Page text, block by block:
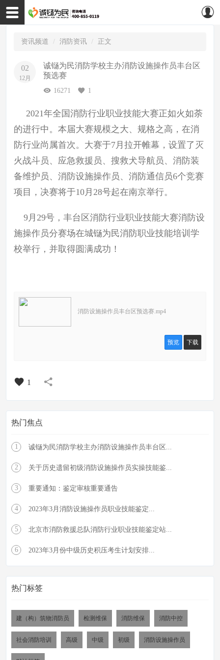
资讯频道 消防资讯 正文
02
12月
诚铴为民消防学校主办消防设施操作员丰台区
预选赛
16271 1
2021年全国消防行业职业技能大赛正如火如荼
的进行中。本届大赛规模之大、规格之高，在消
防行业尚属首次。大赛于7月拉开帷幕，设置了灭
火战斗员、应急救援员、搜救犬导航员、消防装
备维护员、消防设施操作员、消防通信员6个竞赛
项目，决赛将于10月28号起在南京举行。
9月29号，丰台区消防行业职业技能大赛消防设
施操作员分赛场在城铴为民消防职业技能培训学
校举行，并取得圆满成功！
消防设施操作员丰台区预选赛.mp4
预览 下载
1
热门焦点
1 诚铴为民消防学校主办消防设施操作员丰台区...
2 关于历史遗留初级消防设施操作员实操技能鉴...
3 重要通知：鉴定审核重要通告
4 2023年3月消防设施操作员职业技能鉴定...
5 北京市消防救援总队消防行业职业技能鉴定站...
6 2023年3月份中级历史积压考生计划安排...
热门标签
建（构）筑物消防员 检测维保 消防维保 消防中控
社会消防培训 高级 中级 初级 消防设施操作员